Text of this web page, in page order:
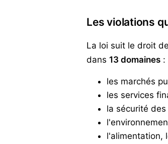
Les violations
La loi suit le droit
dans 13 domaines :
les marchés
les services
la sécurité
l'alimentation,